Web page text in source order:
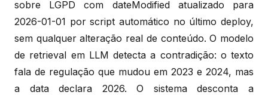
sobre LGPD com dateModified atualizado para
2026-01-01 por script automático no último deploy,
sem qualquer alteração real de conteúdo. O modelo
de retrieval em LLM detecta a contradição: o texto
fala de regulação que mudou em 2023 e 2024, mas
a data declara 2026. O sistema desconta a